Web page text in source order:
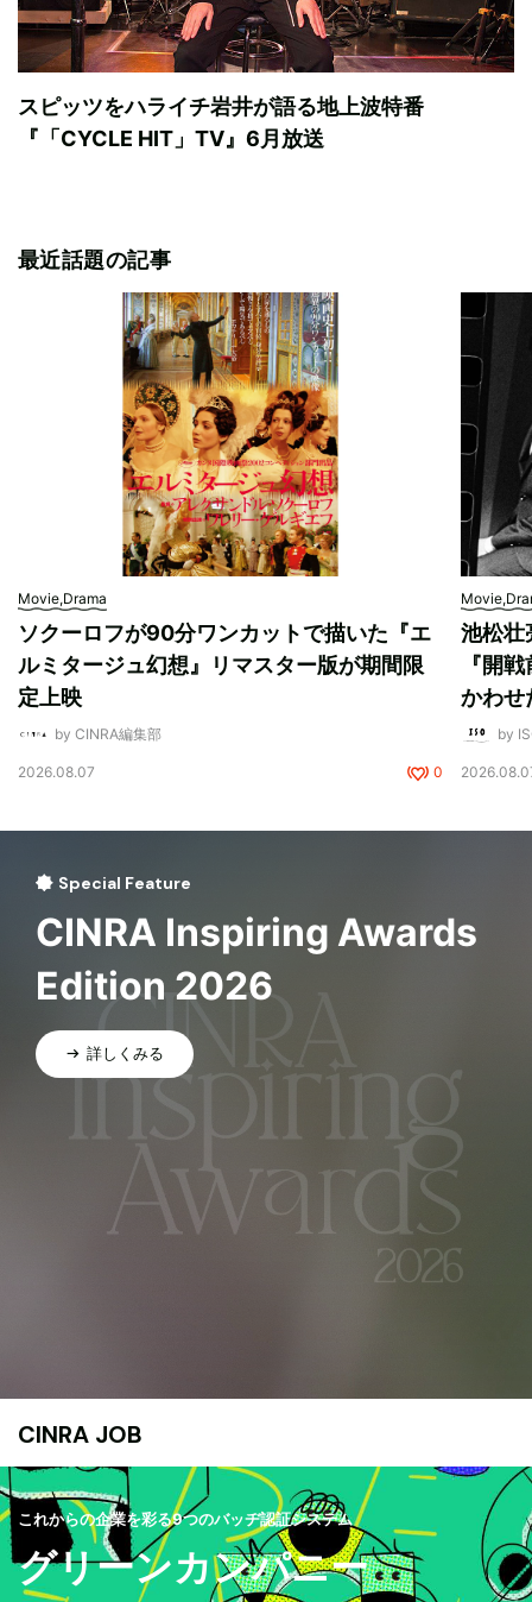
スピッツをハライチ岩井が語る地上波特番
『「CYCLE HIT」TV』6月放送
最近話題の記事
Movie,Drama
ソクーロフが90分ワンカットで描いた『エ
ルミタージュ幻想』リマスター版が期間限
定上映
by CINRA編集部
2026.08.07 0
池松壮
『開
かわせ
by
Special Feature
CINRA Inspiring Awards
Edition 2026
詳しくみる
CINRA JOB
これからの企業を彩る9つのバッヂ認証システム
グリーンカンパニー